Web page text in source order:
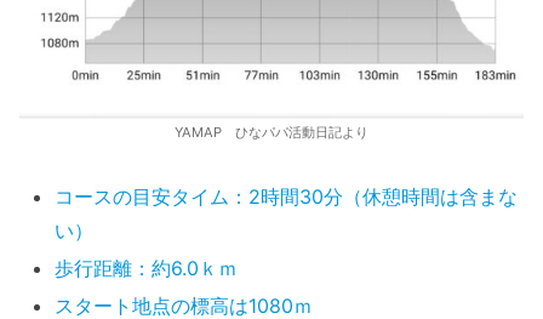
YAMAP ひなパパ活動日記より
コースの目安タイム：2時間30分（休憩時間は含まな
い）
歩行距離：約6.0ｋｍ
スタート地点の標高は1080ｍ